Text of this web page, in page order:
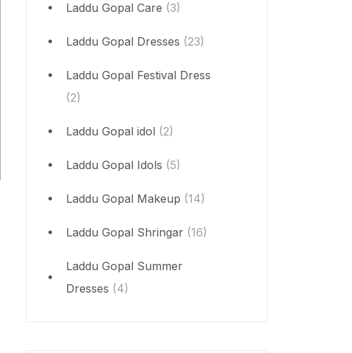
Laddu Gopal Care (3)
Laddu Gopal Dresses (23)
Laddu Gopal Festival Dress
(2)
Laddu Gopal idol (2)
Laddu Gopal Idols (5)
Laddu Gopal Makeup (14)
Laddu Gopal Shringar (16)
Laddu Gopal Summer
Dresses (4)